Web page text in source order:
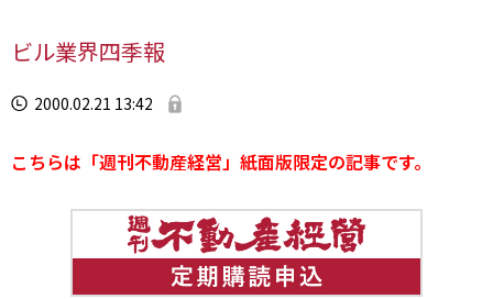
ビル業界四季報
2000.02.21 13:42
こちらは「週刊不動産経営」紙面版限定の記事です。